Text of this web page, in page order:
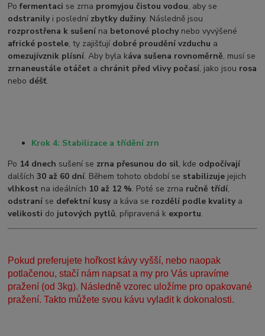
Pofermentaci se zrna promyjou čistou vodou, aby se
odstranilyi poslední zbytky dužiny. Následně jsou
rozprostřena k sušení na betonové plochynebo vyvýšené
africké postele, ty zajišťují dobré proudění vzduchu a
omezujívznik plísní. Aby byla káva sušena rovnoměrně, musí se
zrnaneustále otáčet a chránit před vlivy počasí, jako jsou rosa
nebo déšť.
Krok 4: Stabilizace a třídění zrn
Po 14 dnech sušení se zrna přesunou do sil, kde odpočívají
dalších30 až 60 dní. Během tohoto období se stabilizuje jejich
vlhkost na ideálních 10 až 12 %. Poté se zrna ručně třídí,
odstraní se defektní kusya káva se rozdělí podle kvalitya
velikosti do jutových pytlů, připravená k exportu.
Pokud preferujete hořkost kávy vyšší, nebo naopak
potlačenou, stačí nám napsat a my pro Vás upravíme
pražení (od 3kg). Následně vzorec uložíme pro opakované
pražení. Takto můžete svou kávu vyladit k dokonalosti.